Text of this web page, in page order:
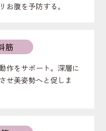
お腹を予防する。
筋
作をサポート。深層に
せ美姿勢へと促しま